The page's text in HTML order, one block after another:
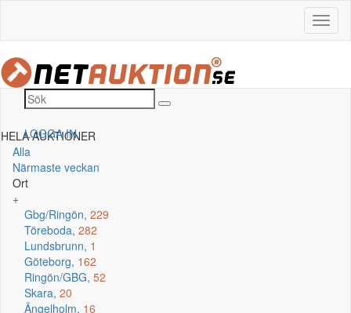
LOGGA IN
HELA AUKTIONER
Alla
Närmaste veckan
Ort
+
Gbg/Ringön, 229
Töreboda, 282
Lundsbrunn, 1
Göteborg, 162
Ringön/GBG, 52
Skara, 20
Ängelholm, 16